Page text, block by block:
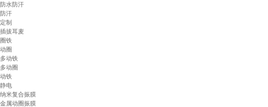
防水防汗
防汗
定制
插拔耳麦
圈铁
动圈
多动铁
多动圈
动铁
静电
纳米复合振膜
金属动圈振膜